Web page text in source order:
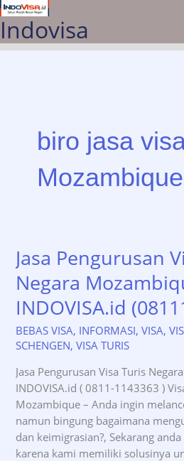
Lewati
ke
konten
Indovisa
biro jasa
Mozambique
Jasa Pengurusan
Negara
INDOVISA.id
BEBAS VISA, INFORMASI,VISA,
SCHENGEN,VISA TURIS
Jasa Pengurusan Visa Turis
INDOVISA.id ( 0811-1143363 )
Mozambique – Anda ingin
namun bingung bagaimana
dan keimigrasian?, Sekarang
karena kami memiliki solusinya